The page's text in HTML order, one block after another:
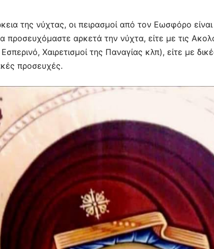
της νύχτας, οι πειρασμοί από τον Εωσφόρο
προσευχόμαστε αρκετά την νύχτα, είτε με τις
Χαιρετισμοί της Παναγίας κλπ), είτε με
προσευχές.